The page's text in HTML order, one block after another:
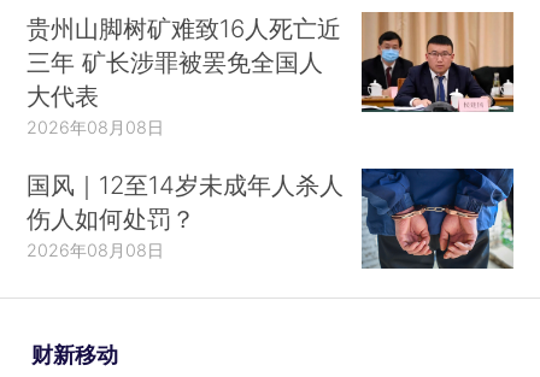
贵州山脚树矿难致16人死亡近
三年 矿长涉罪被罢免全国人
大代表
2026年08月08日
国风｜12至14岁未成年人杀人
伤人如何处罚？
2026年08月08日
财新移动